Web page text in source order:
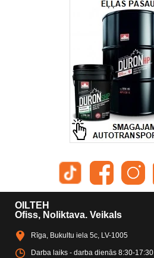
OILTEH
Ofiss, Noliktava. Veikals
Rīga, Bukultu iela 5c, LV-1005
Darba laiks - darba dienās 8:30-17:30